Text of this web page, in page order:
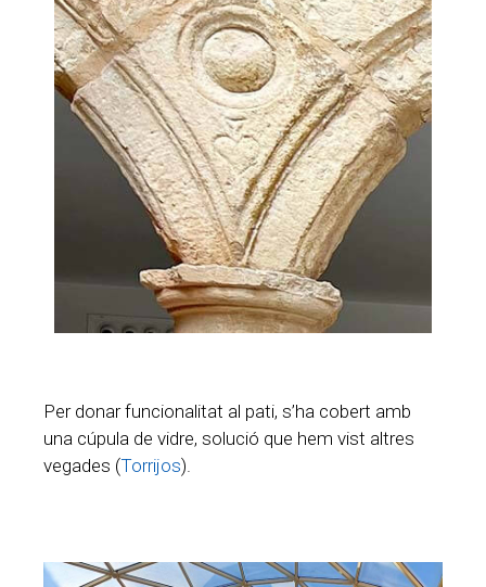
Per donar funcionalitat al pati, s’ha cobert amb
una cúpula de vidre, solució que hem vist altres
vegades (Torrijos).